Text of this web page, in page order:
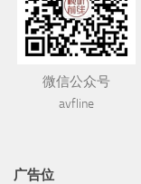
微信公众号
avfline
广告位